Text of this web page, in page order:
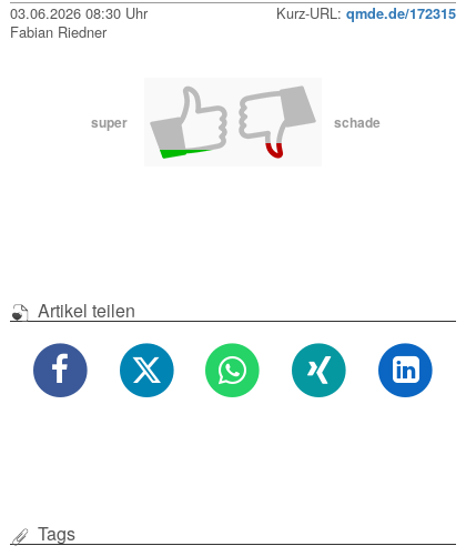
03.06.2026 08:30 Uhr Kurz-URL: qmde.de/172315
Fabian Riedner
super schade
Artikel teilen
Tags